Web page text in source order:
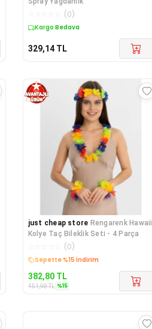
(0)
Kargo Bedava
329,14 TL
just cheap store Rengarenk Hawaii
Kolye Taç Bileklik Seti - 4 Parça
(0)
Kargo Bedava
382,80 TL
451,98TL %15